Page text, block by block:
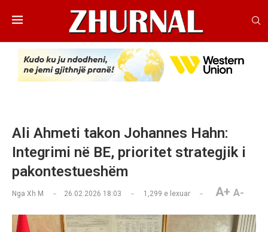
Ali Ahmeti takon Johannes Hahn:
Integrimi në BE, prioritet strategjik i
pakontestueshëm
Nga Xh M 26.02.2026 18:03 1,299 e lexuar A+ A-